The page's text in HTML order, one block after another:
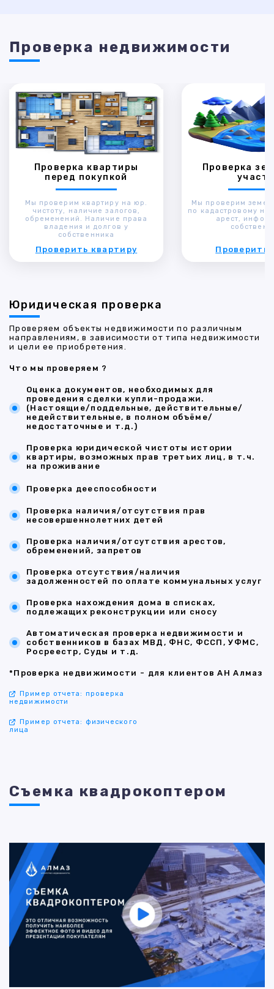
Проверка недвижимости
Проверка квартиры
перед покупкой
Мы проверим квартиру на юр.
чистоту, наличие залогов,
обременений. Наличие права
владения и долгов у
собственника
Проверить квартиру
Проверка
Мы проверим
по кадастровому
арест,
Проверить
Юридическая проверка
Проверяем объекты недвижимости по различным
направлениям, в зависимости от типа недвижимости
и цели ее приобретения.
Что мы проверяем ?
Оценка документов, необходимых для
проведения сделки купли-продажи.
(Настоящие/поддельные, действительные/
недействительные, в полном объёме/
недостаточные и т.д.)
Проверка юридической чистоты истории
квартиры, возможных прав третьих лиц, в т.ч.
на проживание
Проверка дееспособности
Проверка наличия/отсутствия прав
несовершеннолетних детей
Проверка наличия/отсутствия арестов,
обременений, запретов
Проверка отсутствия/наличия
задолженностей по оплате коммунальных услуг
Проверка нахождения дома в списках,
подлежащих реконструкции или сносу
Автоматическая проверка недвижимости и
собственников в базах МВД, ФНС, ФССП, УФМС,
Росреестр, Суды и т.д.
*Проверка недвижимости - для клиентов АН Алмаз
Пример отчета: проверка
недвижимости
Пример отчета: физического
лица
Съемка квадрокоптером